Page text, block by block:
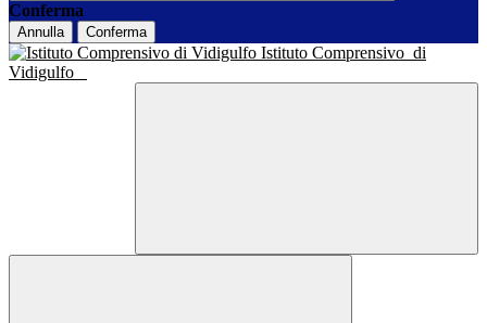
Conferma
Annulla Conferma
Istituto Comprensivo di
Vidigulfo